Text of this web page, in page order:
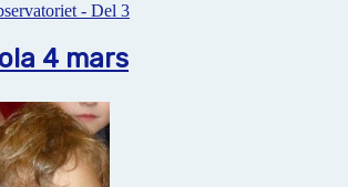
- Del 3
4 mars